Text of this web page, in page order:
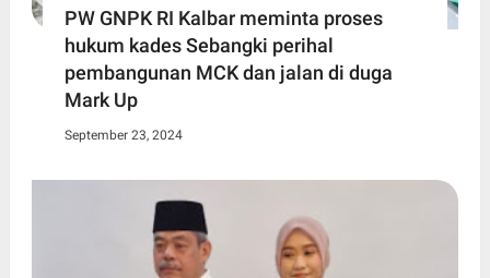
PW GNPK RI Kalbar meminta proses
hukum kades Sebangki perihal
pembangunan MCK dan jalan di duga
Mark Up
September 23, 2024